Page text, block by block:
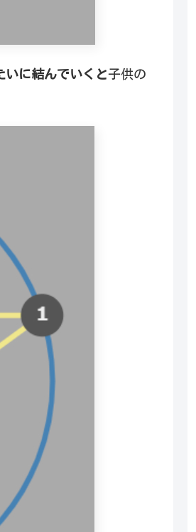
いに結んでいくと子供の